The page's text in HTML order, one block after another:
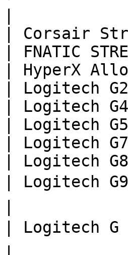
| Corsair
| FNATIC
| HyperX
| Logitech
| Logitech
|
| Logitech
|
| Logitech
| Logitech